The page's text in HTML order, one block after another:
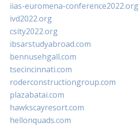
iias-euromena-conference2022.org
ivd2022.org
csity2022.org
ibsarstudyabroad.com
bennusehgall.com
tsecincinnati.com
roderconstructiongroup.com
plazabatai.com
hawkscayresort.com
hellonquads.com